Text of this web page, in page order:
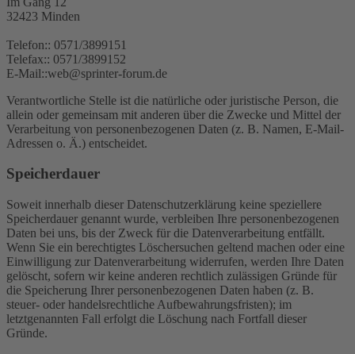
32423 Minden
Telefon:: 0571/3899151
Telefax:: 0571/3899152
E-Mail::web@sprinter-forum.de
Verantwortliche Stelle ist die natürliche oder juristische Person, die
allein oder gemeinsam mit anderen über die Zwecke und Mittel der
Verarbeitung von personenbezogenen Daten (z. B. Namen, E-Mail-
Adressen o. Ä.) entscheidet.
Speicherdauer
Soweit innerhalb dieser Datenschutzerklärung keine speziellere
Speicherdauer genannt wurde, verbleiben Ihre personenbezogenen
Daten bei uns, bis der Zweck für die Datenverarbeitung entfällt.
Wenn Sie ein berechtigtes Löschersuchen geltend machen oder eine
Einwilligung zur Datenverarbeitung widerrufen, werden Ihre Daten
gelöscht, sofern wir keine anderen rechtlich zulässigen Gründe für
die Speicherung Ihrer personenbezogenen Daten haben (z. B.
steuer- oder handelsrechtliche Aufbewahrungsfristen); im
letztgenannten Fall erfolgt die Löschung nach Fortfall dieser
Gründe.